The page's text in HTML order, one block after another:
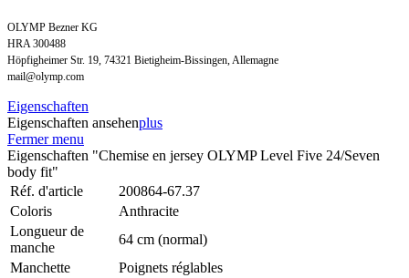
OLYMP Bezner KG
HRA 300488
Höpfigheimer Str. 19, 74321 Bietigheim-Bissingen, Allemagne
mail@olymp.com
Eigenschaften
Eigenschaften ansehenplus
Fermer menu
Eigenschaften "Chemise en jersey OLYMP Level Five 24/Seven
body fit"
Réf. d'article
200864-67.37
Coloris
Anthracite
Longueur de
manche
64 cm (normal)
Manchette
Poignets réglables